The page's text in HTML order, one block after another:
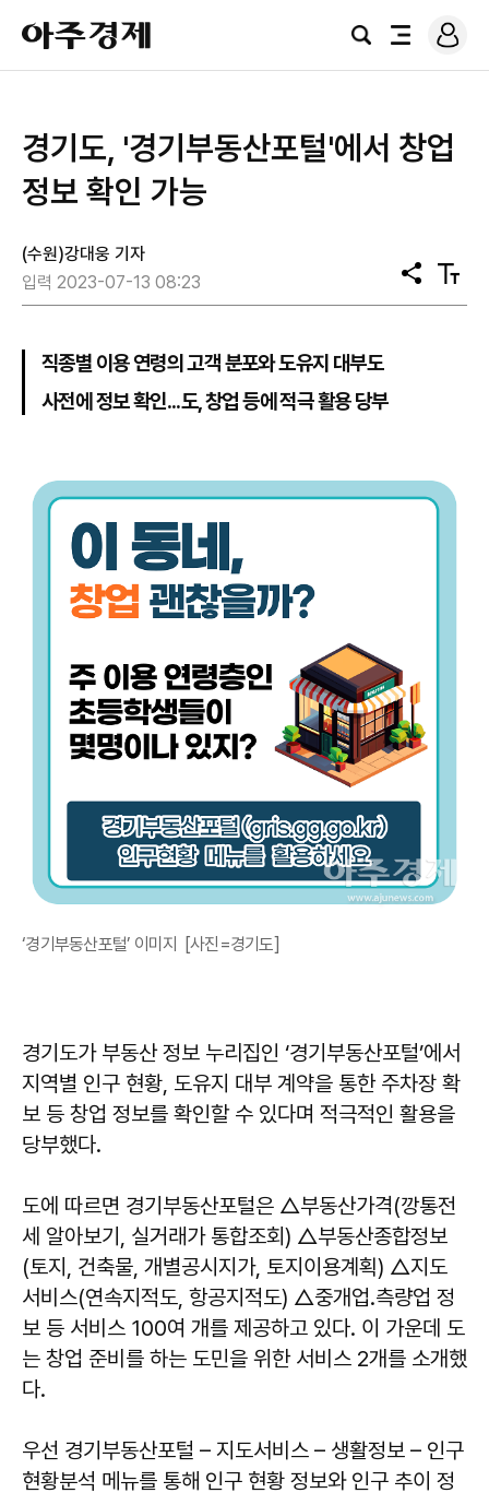
아
주
경
검
전
로
그
경기도, '경기부동산포털'에서 창업
정보 확인 가능
(수원)강대웅 기자
입력 2023-07-13 08:23
공
유
텍
스
직종별 이용 연령의 고객 분포와 도유지 대부도
사전에 정보 확인...도, 창업 등에 적극 활용 당부
‘경기부동산포털’ 이미지 [사진=경기도]
경기도가 부동산 정보 누리집인 ‘경기부동산포털’에서
지역별 인구 현황, 도유지 대부 계약을 통한 주차장 확
보 등 창업 정보를 확인할 수 있다며 적극적인 활용을
당부했다.
도에 따르면 경기부동산포털은 △부동산가격(깡통전
세 알아보기, 실거래가 통합조회) △부동산종합정보
(토지, 건축물, 개별공시지가, 토지이용계획) △지도
서비스(연속지적도, 항공지적도) △중개업․측량업 정
보 등 서비스 100여 개를 제공하고 있다. 이 가운데 도
는 창업 준비를 하는 도민을 위한 서비스 2개를 소개했
다.
우선 경기부동산포털 – 지도서비스 – 생활정보 – 인구
현황분석 메뉴를 통해 인구 현황 정보와 인구 추이 정